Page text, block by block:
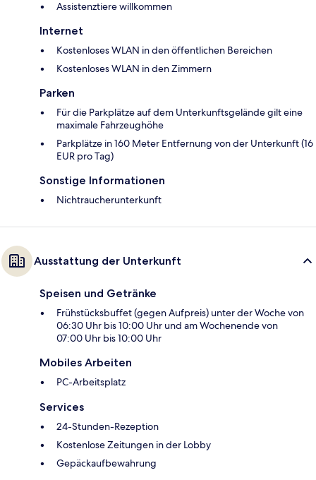
Assistenztiere willkommen
Internet
Kostenloses WLAN in den öffentlichen Bereichen
Kostenloses WLAN in den Zimmern
Parken
Für die Parkplätze auf dem Unterkunftsgelände gilt eine
maximale Fahrzeughöhe
Parkplätze in 160 Meter Entfernung von der Unterkunft (16
EUR pro Tag)
Sonstige Informationen
Nichtraucherunterkunft
Ausstattung der Unterkunft
Speisen und Getränke
Frühstücksbuffet (gegen Aufpreis) unter der Woche von
06:30 Uhr bis 10:00 Uhr und am Wochenende von
07:00 Uhr bis 10:00 Uhr
Mobiles Arbeiten
PC-Arbeitsplatz
Services
24-Stunden-Rezeption
Kostenlose Zeitungen in der Lobby
Gepäckaufbewahrung